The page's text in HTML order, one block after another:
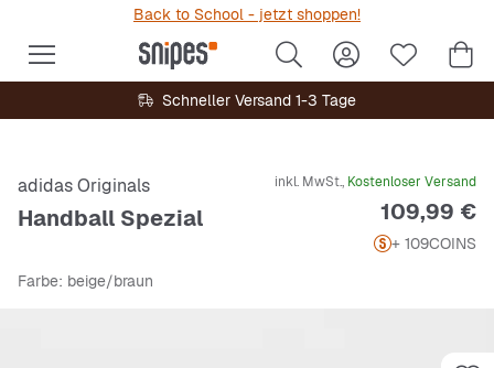
Back to School - jetzt shoppen!
Schneller Versand 1-3 Tage
adidas Originals
Handball Spezial
inkl. MwSt., Kostenloser Versand
Preis
109,99 €
+ 109COINS
Farbe: beige/braun